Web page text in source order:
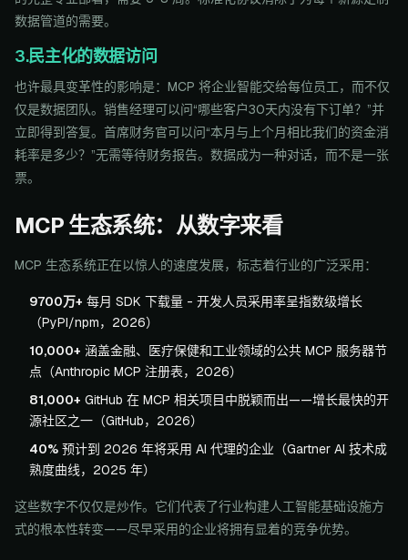
数据管道的需要。
3.民主化的数据访问
也许最具变革性的影响是：MCP 将企业智能交给每位员工，而不仅
仅是数据团队。销售经理可以问“哪些客户30天内没有下订单？”并
立即得到答复。首席财务官可以问“本月与上个月相比我们的资金消
耗率是多少？”无需等待财务报告。数据成为一种对话，而不是一张
票。
MCP 生态系统：从数字来看
MCP 生态系统正在以惊人的速度发展，标志着行业的广泛采用：
9700万+ 每月 SDK 下载量 - 开发人员采用率呈指数级增长
（PyPI/npm，2026）
10,000+ 涵盖金融、医疗保健和工业领域的公共 MCP 服务器节
点（Anthropic MCP 注册表，2026）
81,000+ GitHub 在 MCP 相关项目中脱颖而出——增长最快的开
源社区之一（GitHub，2026）
40% 预计到 2026 年将采用 AI 代理的企业（Gartner AI 技术成
熟度曲线，2025 年）
这些数字不仅仅是炒作。它们代表了行业构建人工智能基础设施方
式的根本性转变——尽早采用的企业将拥有显着的竞争优势。